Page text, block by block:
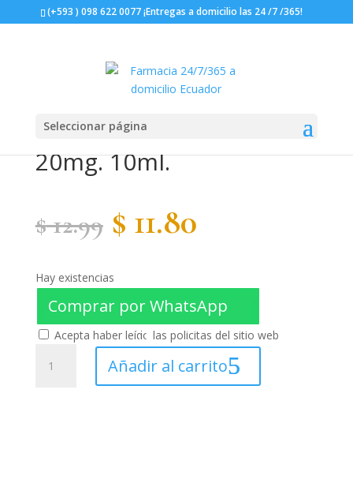
(+593 ) 098 622 0077 ¡Entregas a domicilio las 24 /7 /365!
Seleccionar página
Aspromio Inhalador
20mg. 10ml.
$12.99 El
precio
original
era:
$ 11.80El
actual
es:
Hay existencias
Comprar por WhatsApp
Acepta haber leído las policitas del sitio web
Inhalador
Añadir al carrito